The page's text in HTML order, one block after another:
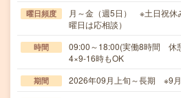
曜日頻度
月～金（週5日） ※土日祝休
曜日は応相談）
時間
09:00～18:00(実働8時間 休
4×9-16時もOK
期間 2026年09月上旬～長期 ※9月